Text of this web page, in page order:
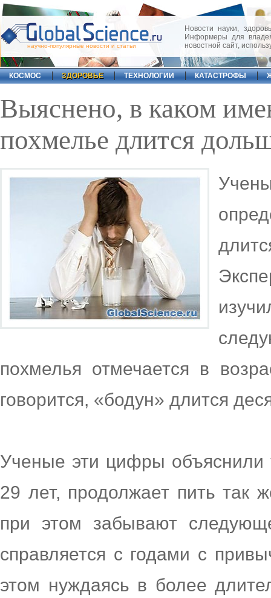
научно-популярные новости и статьи
Новости науки,
Информеры для
новостной сайт,
КОСМОС ЗДОРОВЬЕ ТЕХНОЛОГИИ КАТАСТРОФЫ
Выяснено, в каком
похмелье длится
похмелья отмечается в
говорится, «бодун» длится
Ученые эти цифры объяснили
29 лет, продолжает пить так
при этом забывают
справляется с годами с
этом нуждаясь в более